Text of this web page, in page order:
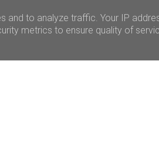
to analyze traffic. Your IP
metrics to ensure quality of